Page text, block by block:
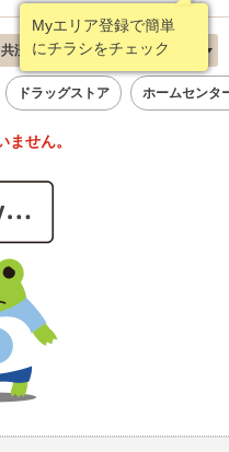
Myエリア登録で簡単
にチラシをチェック
済・金融 新着順
ドラッグストア ホームセンタ
せん。